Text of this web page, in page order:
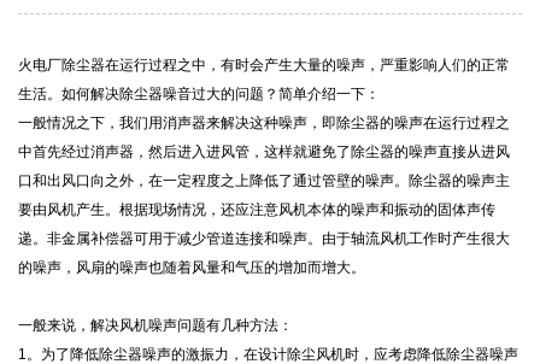
火电厂除尘器在运行过程之中，有时会产生大量的噪声，严重影响人们的正常
生活。如何解决除尘器噪音过大的问题？简单介绍一下：
一般情况之下，我们用消声器来解决这种噪声，即除尘器的噪声在运行过程之
中首先经过消声器，然后进入进风管，这样就避免了除尘器的噪声直接从进风
口和出风口向之外，在一定程度之上降低了通过管壁的噪声。除尘器的噪声主
要由风机产生。根据现场情况，还应注意风机本体的噪声和振动的固体声传
递。非金属补偿器可用于减少管道连接和噪声。由于轴流风机工作时产生很大
的噪声，风扇的噪声也随着风量和气压的增加而增大。
一般来说，解决风机噪声问题有几种方法：
1。为了降低除尘器噪声的激振力，在设计除尘风机时，应考虑降低除尘器噪声